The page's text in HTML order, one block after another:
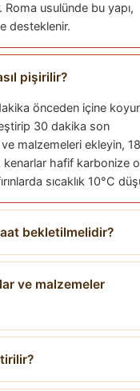
usulünde bu yapı,
desteklenir.
pişirilir?
önceden içine
30 dakika son
malzemeleri ekleyin,
kenarlar hafif karbonize
sıcaklık 10°C
bekletilmelidir?
ve malzemeler